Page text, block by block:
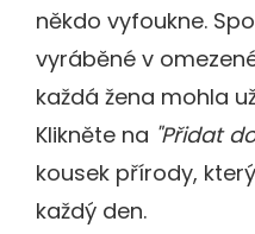
někdo vyfoukne.
vyráběné v
každá žena mohla
Klikněte na "Přidat
kousek přírody,
každý den.